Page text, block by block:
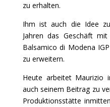
zu erhalten.
Ihm ist auch die Idee
Jahren das Geschäft
Balsamico di Modena
zu erweitern.
Heute arbeitet Maurizio
auch seinem Beitrag zu
Produktionsstätte